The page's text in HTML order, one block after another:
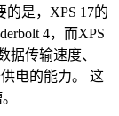
的是，XPS 17的
4，而XPS
据传输速度、
电的能力。
这